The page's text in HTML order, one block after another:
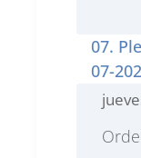
07.
07-